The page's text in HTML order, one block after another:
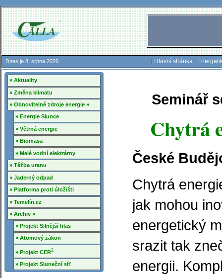
Dnes je 8. srpna 2026 Hlavní stránka|
» Aktuality
» Změna klimatu
» Obnovitelné zdroje energie »
» Energie Slunce
» Větrná energie
» Biomasa
» Malé vodní elektrárny
» Těžba uranu
» Jaderný odpad
» Platforma proti úložišti
» Temelín.cz
» Archiv »
» Projekt Silnější hlas
» Atomový zákon
» Projekt CER2
» Projekt Sluneční síť
Seminář
Chytrá
České
Chytrá
jak mohou
energetický
srazit tak
energii.